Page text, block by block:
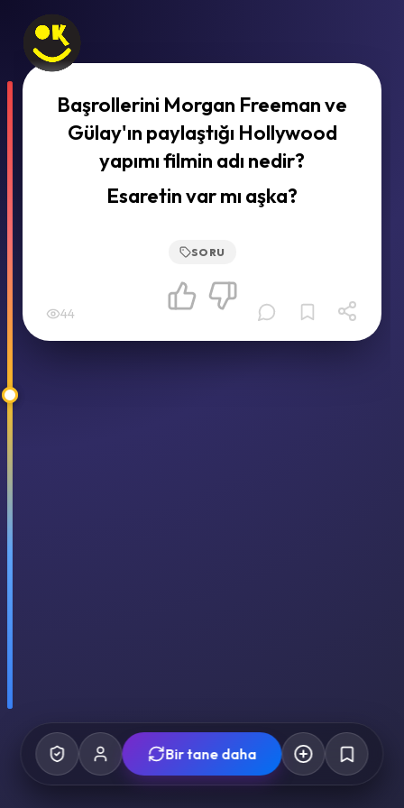
Başrollerini Morgan Freeman ve
Gülay'ın paylaştığı Hollywood
yapımı filmin adı nedir?
Esaretin var mı aşka?
SORU
44
Bir tane daha